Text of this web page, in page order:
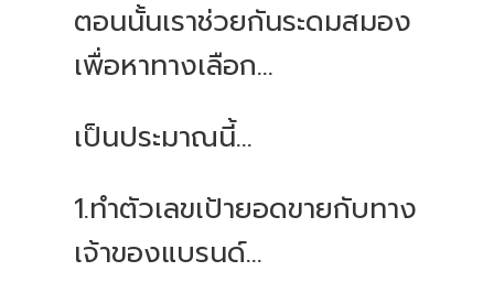
ตอนนั้นเราช่วยกันระดมสมอง
เพื่อหาทางเลือก...
เป็นประมาณนี้...
1.ทำตัวเลขเป้ายอดขายกับทาง
เจ้าของแบรนด์...